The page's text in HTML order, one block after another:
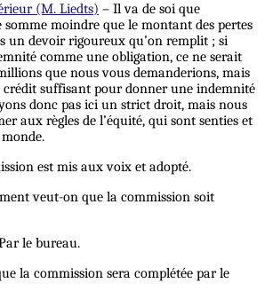
(M. Liedts) – Il va de soi que
moindre que le montant des pertes
un devoir rigoureux qu’on remplit ; si
comme une obligation, ce ne serait
que nous vous demanderions, mais
crédit suffisant pour donner une indemnité
donc pas ici un strict droit, mais nous
aux règles de l’équité, qui sont senties et
est mis aux voix et adopté.
veut-on que la commission soit
le bureau.
la commission sera complétée par le